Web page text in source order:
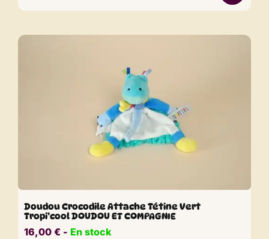
Doudou Crocodile Attache Tétine Vert
Tropi’cool DOUDOU ET COMPAGNIE
16,00 € ​​ - En stock